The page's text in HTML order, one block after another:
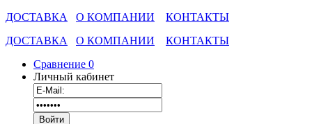
ДОСТАВКА О КОМПАНИИ
КОНТАКТЫ
ДОСТАВКА
О КОМПАНИИ
КОНТАКТЫ
Сравнение 0
Личный кабинет